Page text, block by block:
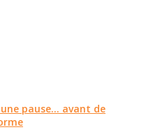
pause... avant de